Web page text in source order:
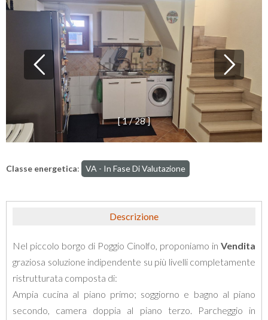
[1/28]
Classe energetica: VA - In Fase Di Valutazione
Descrizione
Nel piccolo borgo di Poggio Cinolfo, proponiamo in Vendita
graziosa soluzione indipendente su più livelli completamente
ristrutturata composta di:
Ampia cucina al piano primo; soggiorno e bagno al piano
secondo, camera doppia al piano terzo. Parcheggio in